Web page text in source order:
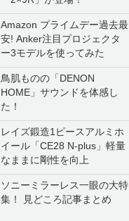
Amazon プライムデー過去最
安! Anker注目プロジェクタ
ー3モデルを使ってみた
鳥肌ものの「DENON
HOME」サウンドを体感し
た！
レイズ鍛造1ピースアルミホ
イール「CE28 N-plus」軽量
なままに剛性を向上
ソニーミラーレス一眼の大特
集！ 見どころ記事まとめ